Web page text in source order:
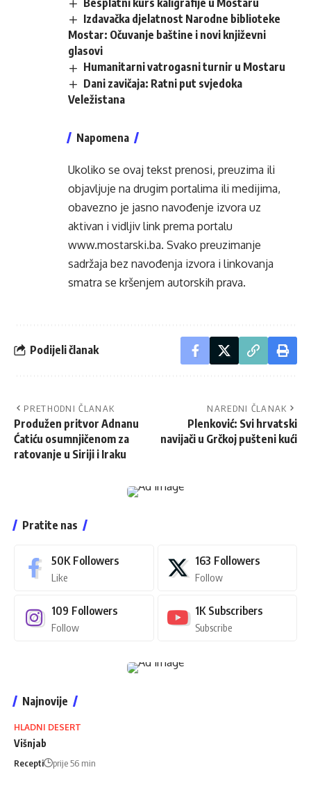
Besplatni kurs kaligrafije u Mostaru
Izdavačka djelatnost Narodne biblioteke
Mostar: Očuvanje baštine i novi književni
glasovi
Humanitarni vatrogasni turnir u Mostaru
Dani zavičaja: Ratni put svjedoka
Veležistana
Napomena
Ukoliko se ovaj tekst prenosi, preuzima ili
objavljuje na drugim portalima ili medijima,
obavezno je jasno navođenje izvora uz
aktivan i vidljiv link prema portalu
www.mostarski.ba. Svako preuzimanje
sadržaja bez navođenja izvora i linkovanja
smatra se kršenjem autorskih prava.
Podijeli članak
PRETHODNI ČLANAK
Produžen pritvor Adnanu
Ćatiću osumnjičenom za
ratovanje u Siriji i Iraku
NAREDNI ČLANAK
Plenković: Svi hrvatski
navijači u Grčkoj pušteni kući
Pratite nas
50K Followers
Like
163 Followers
Follow
109 Followers
Follow
1K Subscribers
Subscribe
Najnovije
HLADNI DESERT
Višnjab
Recepti prije 56 min